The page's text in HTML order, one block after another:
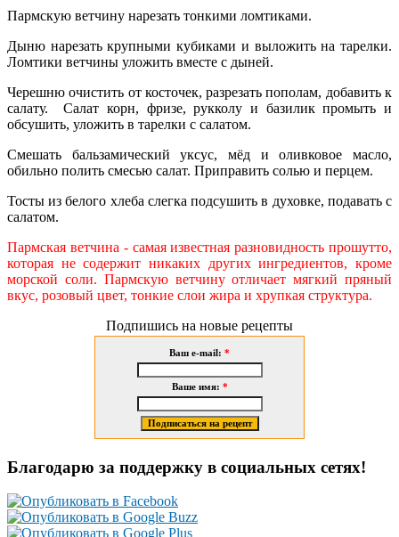
Пармскую ветчину нарезать тонкими ломтиками.
Дыню нарезать крупными кубиками и выложить на тарелки.
Ломтики ветчины уложить вместе с дыней.
Черешню очистить от косточек, разрезатьпополам, добавить к
салату. Салат корн, фризе, рукколу и базилик промыть и
обсушить, уложить в тарелки с салатом.
Смешать бальзамический уксус, мёд и оливковое масло,
обильно полить смесью салат. Приправить солью и перцем.
Тосты из белого хлеба слегка подсушить в духовке, подавать с
салатом.
Пармская ветчина - самая известная разновидность прошутто,
которая не содержит никаких других ингредиентов, кроме
морской соли. Пармскую ветчину отличает мягкий пряный
вкус, розовый цвет, тонкие слои жира и хрупкая структура.
Подпишись на новые рецепты
Ваш e-mail: *
Ваше имя: *
Благодарю за поддержку в социальных сетях!